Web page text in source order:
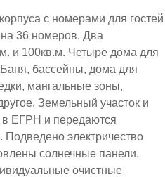
с номерами для гостей
36 номеров. Два
и 100кв.м. Четыре дома для
бассейны, дома для
мангальные зоны,
Земельный участок и
в ЕГРН и передаются
Подведено электричество
солнечные панели.
очистные